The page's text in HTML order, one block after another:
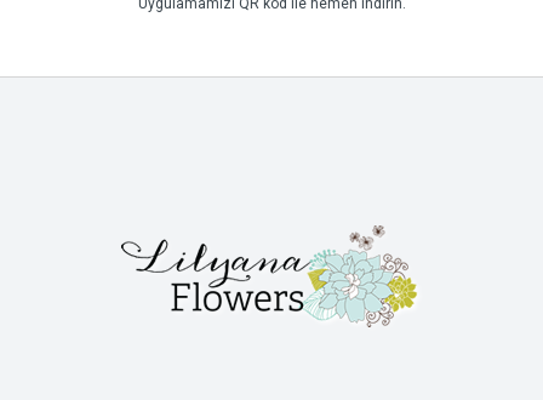
Uygulamamızı QR kod ile hemen indirin.